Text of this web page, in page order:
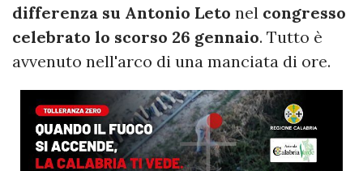
differenza su Antonio Leto nel congresso
celebrato lo scorso 26 gennaio. Tutto è
avvenuto nell'arco di una manciata di ore.